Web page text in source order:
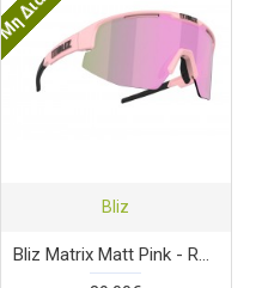
Bliz
Bliz Matrix Matt Pink - Rose Lens